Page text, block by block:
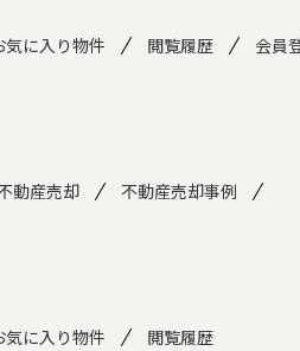
気に入り物件 閲覧履歴
会員
動産売却
不動産売却事例
気に入り物件 閲覧履歴